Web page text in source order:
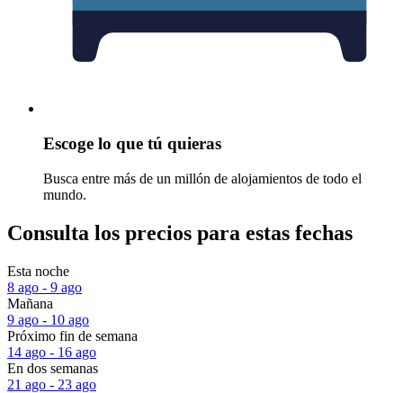
Escoge lo que tú quieras
Busca entre más de un millón de alojamientos de todo el
mundo.
Consulta los precios para estas fechas
Esta noche
8 ago - 9 ago
Mañana
9 ago - 10 ago
Próximo fin de semana
14 ago - 16 ago
En dos semanas
21 ago - 23 ago